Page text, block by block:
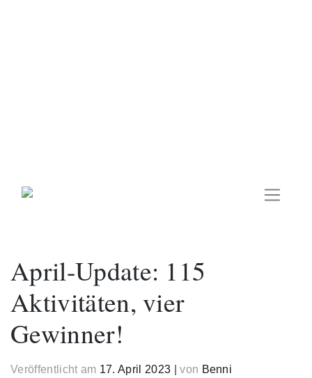
Skip
April-Update: 115
Aktivitäten, vier
Gewinner!
Veröffentlicht am 17. April 2023 |von Benni